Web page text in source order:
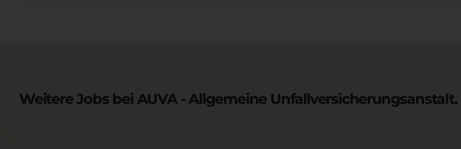
Weitere Jobs bei AUVA - Allgemeine Unfallversicherungsanstalt.